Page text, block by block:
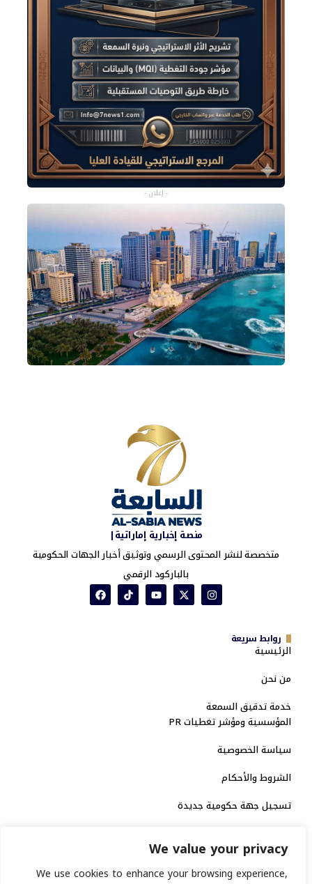
We value your privacy
We use cookies to enhance your browsing experience,
- إعلان -
منصة إخبارية إماراتية|
متخصصة لنشر المحتوى الرسمي وتوثيق أخبار الجهات الحكومية
بالباركود الرقمي
روابط سريعة
الرئيسية
من نحن
خدمة تدقيق السمعة
المؤسسية ومؤشر تغطيات PR
سياسة الخصوصية
الشروط والأحكام
تسجيل جهة حكومية جديدة
الاعتماد الرسمي
منصة إخبارية مرخصة